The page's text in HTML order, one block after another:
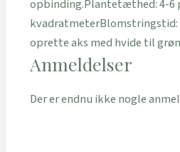
opbinding.Plantetæthed: 4-6
kvadratmeterBlomstringstid:
oprette aks med hvide til
Anmeldelser
Der er endnu ikke nogle